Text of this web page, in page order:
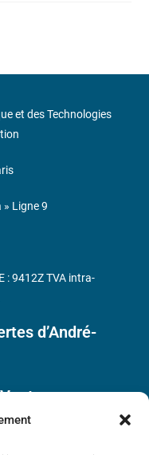
d’André-
et des Technologies
» Ligne 9
: 9412Z TVA intra-